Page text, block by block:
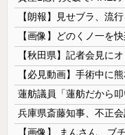
【朗報】見せブラ、流行
【画像】どのくノ一を
兵庫県斎藤知事、不正